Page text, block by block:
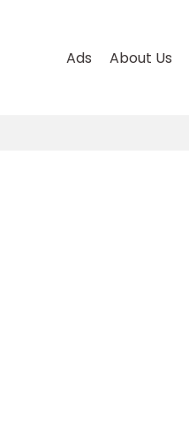
Ads About Us